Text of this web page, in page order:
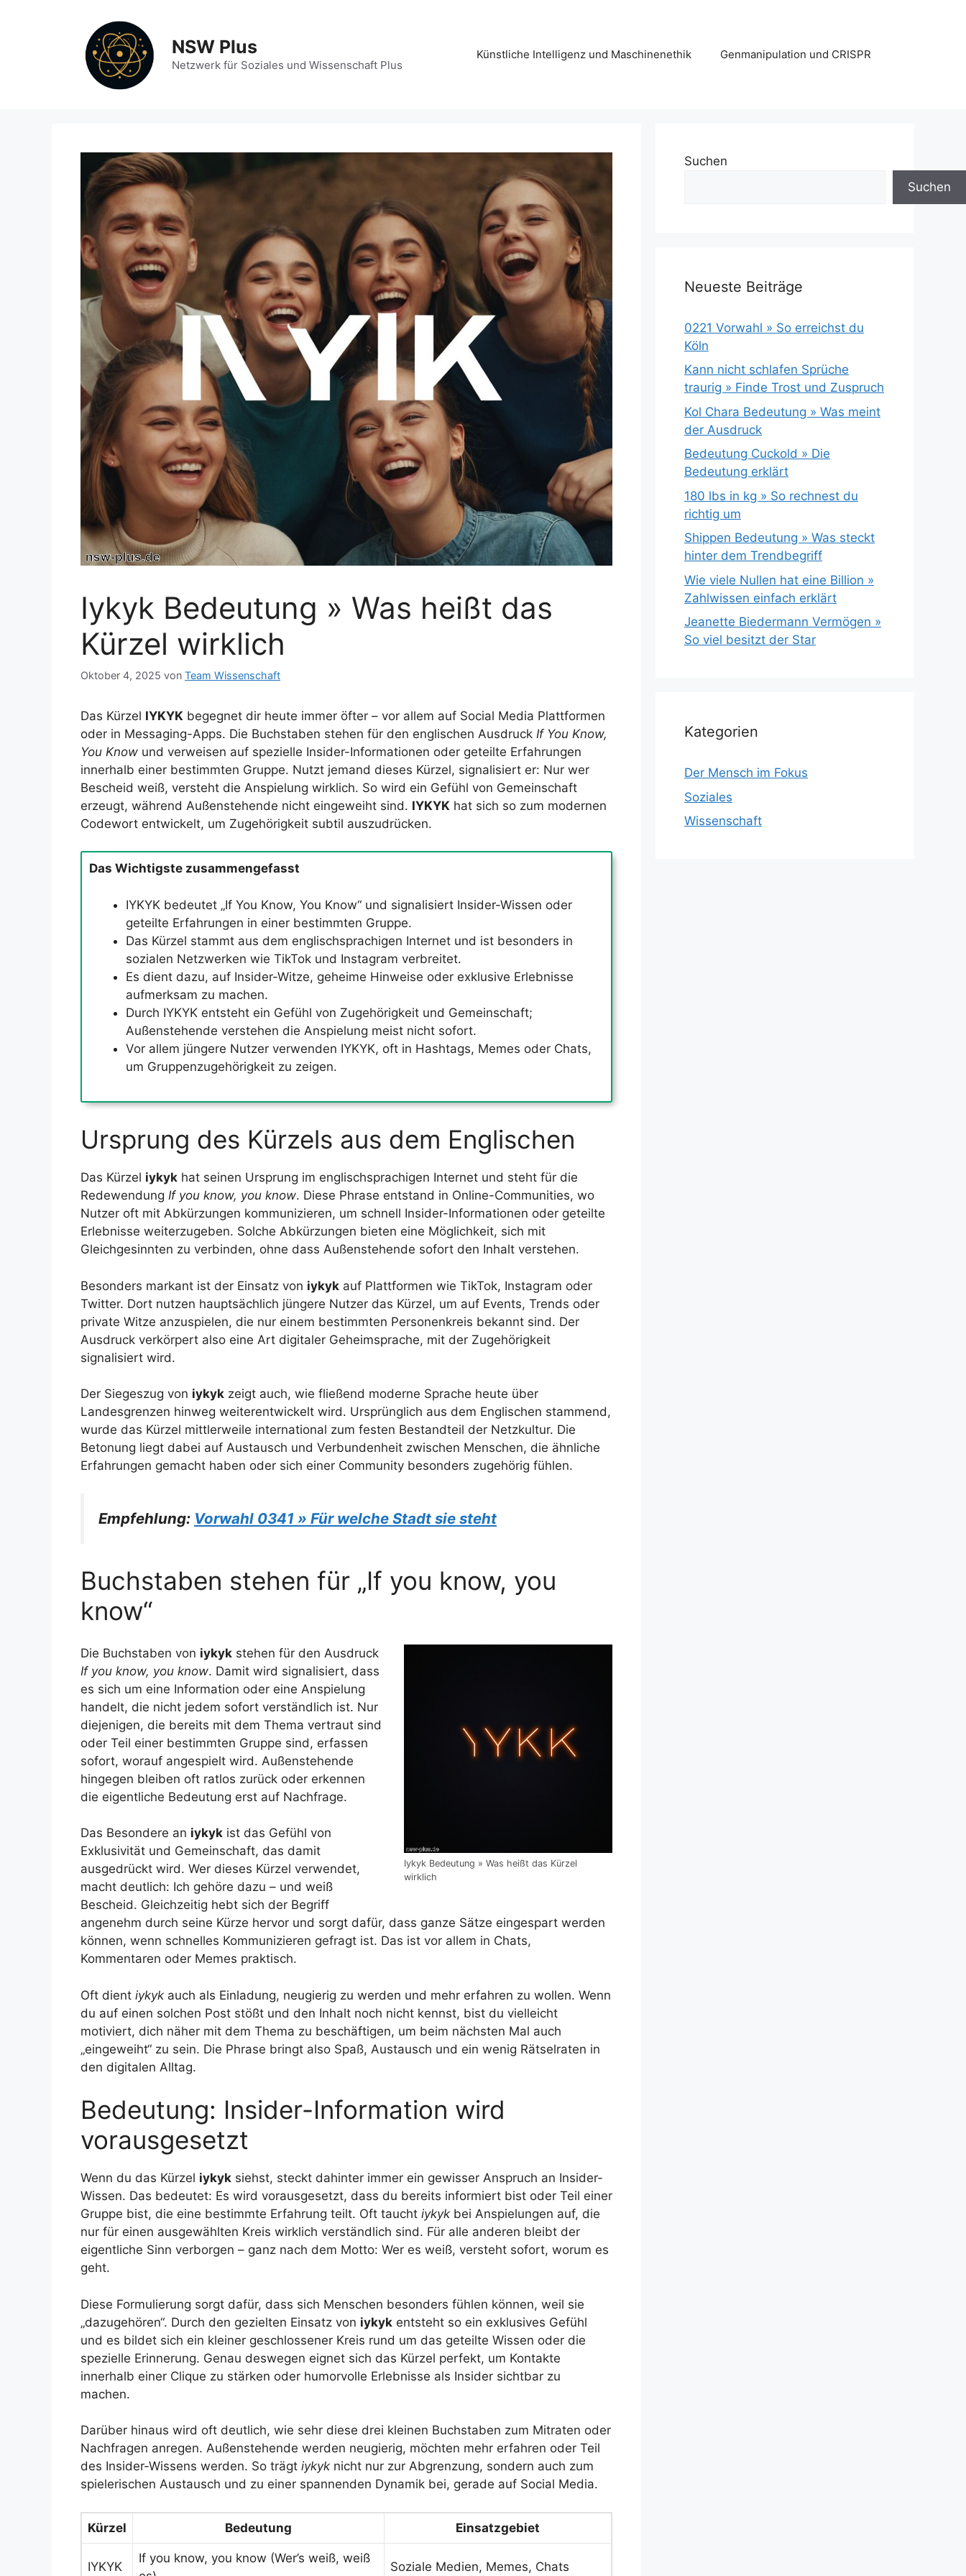
NSW Plus
Netzwerk für Soziales und Wissenschaft Plus
Künstliche Intelligenz und Maschinenethik Genmanipulation und CRISPR
Iykyk Bedeutung » Was heißt das
Kürzel wirklich
Oktober 4, 2025 von Team Wissenschaft
Das Kürzel IYKYK begegnet dir heute immer öfter – vor allem auf Social Media Plattformen
oder in Messaging-Apps. Die Buchstaben stehen für den englischen Ausdruck If You Know,
You Know und verweisen auf spezielle Insider-Informationen oder geteilte Erfahrungen
innerhalb einer bestimmten Gruppe. Nutzt jemand dieses Kürzel, signalisiert er: Nur wer
Bescheid weiß, versteht die Anspielung wirklich. So wird ein Gefühl von Gemeinschaft
erzeugt, während Außenstehende nicht eingeweiht sind. IYKYK hat sich so zum modernen
Codewort entwickelt, um Zugehörigkeit subtil auszudrücken.
Das Wichtigste zusammengefasst
IYKYK bedeutet „If You Know, You Know“ und signalisiert Insider-Wissen oder
geteilte Erfahrungen in einer bestimmten Gruppe.
Das Kürzel stammt aus dem englischsprachigen Internet und ist besonders in
sozialen Netzwerken wie TikTok und Instagram verbreitet.
Es dient dazu, auf Insider-Witze, geheime Hinweise oder exklusive Erlebnisse
aufmerksam zu machen.
Durch IYKYK entsteht ein Gefühl von Zugehörigkeit und Gemeinschaft;
Außenstehende verstehen die Anspielung meist nicht sofort.
Vor allem jüngere Nutzer verwenden IYKYK, oft in Hashtags, Memes oder Chats,
um Gruppenzugehörigkeit zu zeigen.
Ursprung des Kürzels aus dem Englischen
Das Kürzel iykyk hat seinen Ursprung im englischsprachigen Internet und steht für die
Redewendung If you know, you know. Diese Phrase entstand in Online-Communities, wo
Nutzer oft mit Abkürzungen kommunizieren, um schnell Insider-Informationen oder geteilte
Erlebnisse weiterzugeben. Solche Abkürzungen bieten eine Möglichkeit, sich mit
Gleichgesinnten zu verbinden, ohne dass Außenstehende sofort den Inhalt verstehen.
Besonders markant ist der Einsatz von iykyk auf Plattformen wie TikTok, Instagram oder
Twitter. Dort nutzen hauptsächlich jüngere Nutzer das Kürzel, um auf Events, Trends oder
private Witze anzuspielen, die nur einem bestimmten Personenkreis bekannt sind. Der
Ausdruck verkörpert also eine Art digitaler Geheimsprache, mit der Zugehörigkeit
signalisiert wird.
Der Siegeszug von iykyk zeigt auch, wie fließend moderne Sprache heute über
Landesgrenzen hinweg weiterentwickelt wird. Ursprünglich aus dem Englischen stammend,
wurde das Kürzel mittlerweile international zum festen Bestandteil der Netzkultur. Die
Betonung liegt dabei auf Austausch und Verbundenheit zwischen Menschen, die ähnliche
Erfahrungen gemacht haben oder sich einer Community besonders zugehörig fühlen.
Empfehlung: Vorwahl 0341 » Für welche Stadt sie steht
Buchstaben stehen für „If you know, you
know“
Iykyk Bedeutung » Was heißt das Kürzel
wirklich
Die Buchstaben von iykyk stehen für den Ausdruck
If you know, you know. Damit wird signalisiert, dass
es sich um eine Information oder eine Anspielung
handelt, die nicht jedem sofort verständlich ist. Nur
diejenigen, die bereits mit dem Thema vertraut sind
oder Teil einer bestimmten Gruppe sind, erfassen
sofort, worauf angespielt wird. Außenstehende
hingegen bleiben oft ratlos zurück oder erkennen
die eigentliche Bedeutung erst auf Nachfrage.
Das Besondere an iykyk ist das Gefühl von
Exklusivität und Gemeinschaft, das damit
ausgedrückt wird. Wer dieses Kürzel verwendet,
macht deutlich: Ich gehöre dazu – und weiß
Bescheid. Gleichzeitig hebt sich der Begriff
angenehm durch seine Kürze hervor und sorgt dafür, dass ganze Sätze eingespart werden
können, wenn schnelles Kommunizieren gefragt ist. Das ist vor allem in Chats,
Kommentaren oder Memes praktisch.
Oft dient iykyk auch als Einladung, neugierig zu werden und mehr erfahren zu wollen. Wenn
du auf einen solchen Post stößt und den Inhalt noch nicht kennst, bist du vielleicht
motiviert, dich näher mit dem Thema zu beschäftigen, um beim nächsten Mal auch
„eingeweiht“ zu sein. Die Phrase bringt also Spaß, Austausch und ein wenig Rätselraten in
den digitalen Alltag.
Bedeutung: Insider-Information wird
vorausgesetzt
Wenn du das Kürzel iykyk siehst, steckt dahinter immer ein gewisser Anspruch an Insider-
Wissen. Das bedeutet: Es wird vorausgesetzt, dass du bereits informiert bist oder Teil einer
Gruppe bist, die eine bestimmte Erfahrung teilt. Oft taucht iykyk bei Anspielungen auf, die
nur für einen ausgewählten Kreis wirklich verständlich sind. Für alle anderen bleibt der
eigentliche Sinn verborgen – ganz nach dem Motto: Wer es weiß, versteht sofort, worum es
geht.
Diese Formulierung sorgt dafür, dass sich Menschen besonders fühlen können, weil sie
„dazugehören“. Durch den gezielten Einsatz von iykyk entsteht so ein exklusives Gefühl
und es bildet sich ein kleiner geschlossener Kreis rund um das geteilte Wissen oder die
spezielle Erinnerung. Genau deswegen eignet sich das Kürzel perfekt, um Kontakte
innerhalb einer Clique zu stärken oder humorvolle Erlebnisse als Insider sichtbar zu
machen.
Darüber hinaus wird oft deutlich, wie sehr diese drei kleinen Buchstaben zum Mitraten oder
Nachfragen anregen. Außenstehende werden neugierig, möchten mehr erfahren oder Teil
des Insider-Wissens werden. So trägt iykyk nicht nur zur Abgrenzung, sondern auch zum
spielerischen Austausch und zu einer spannenden Dynamik bei, gerade auf Social Media.
Kürzel Bedeutung Einsatzgebiet
IYKYK
If you know, you know (Wer’s weiß, weiß
Soziale Medien, Memes, Chats
Suchen
Suchen
Neueste Beiträge
0221 Vorwahl » So erreichst du
Köln
Kann nicht schlafen Sprüche
traurig » Finde Trost und Zuspruch
Kol Chara Bedeutung » Was meint
der Ausdruck
Bedeutung Cuckold » Die
Bedeutung erklärt
180 lbs in kg » So rechnest du
richtig um
Shippen Bedeutung » Was steckt
hinter dem Trendbegriff
Wie viele Nullen hat eine Billion »
Zahlwissen einfach erklärt
Jeanette Biedermann Vermögen »
So viel besitzt der Star
Kategorien
Der Mensch im Fokus
Soziales
Wissenschaft